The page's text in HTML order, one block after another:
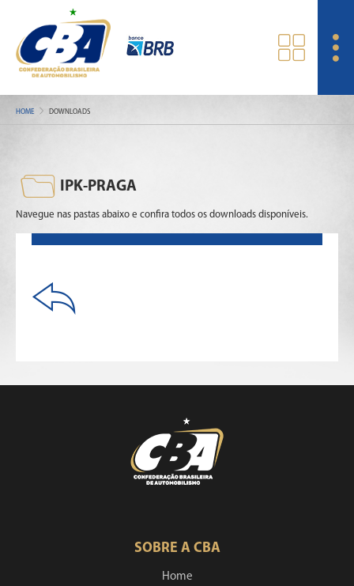
HOME DOWNLOADS
IPK-PRAGA
Navegue nas pastas abaixo e confira todos os downloads disponíveis.
SOBRE A CBA
Home